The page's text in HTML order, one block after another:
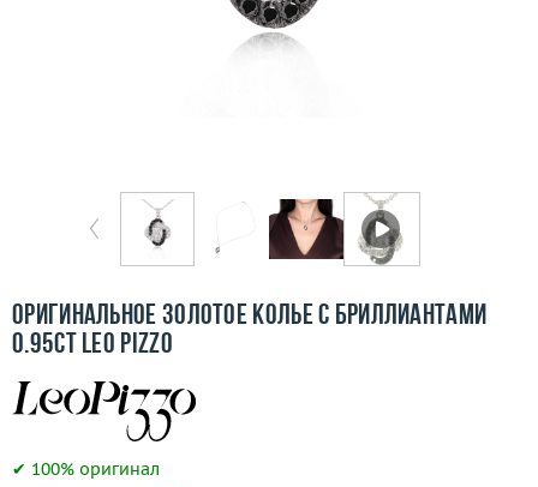
Контакты
Оригинальное золотое колье с бриллиантами
0.95ct Leo Pizzo
✔ 100% оригинал